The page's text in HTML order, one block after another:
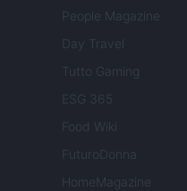
People Magazine
Day Travel
Tutto Gaming
ESG 365
Food Wiki
FuturoDonna
HomeMagazine